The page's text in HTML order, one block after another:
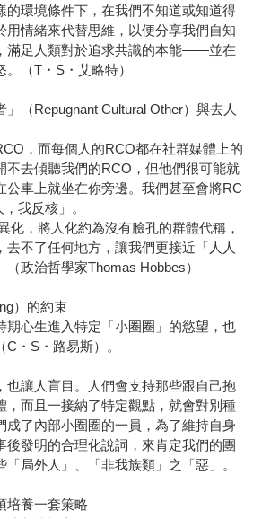
的環境條件下，在我們不知道或知道得
用情緒來代替思維，以便分享我們自知
滿足人類對於追求共識的本能——並在
（T・S・艾略特）
（Repugnant Cultural Other）與去人
，而每個人的RCO都在社群媒體上的
不去傾聽我們的RCO，但他們很可能就
公車上就坐在你旁邊。我們甚至會將RC
我反核」。
化，將人化約為沒有臉孔的群體代稱，
去不了任何地方，讓我們更接近「人人
政治哲學家Thomas Hobbes）
）的約束
期心生進入特定「小圈圈」的慾望，也
・S・路易斯）。
也讓人盲目。人們會支持那些跟自己抱
，而且一接納了特定觀點，就會對別種
成了內部小圈圈的一員，為了維持自身
後發明的合理化說詞，來肯定我們的團
局外人」、「非我族類」之「惡」。
培養一套策略